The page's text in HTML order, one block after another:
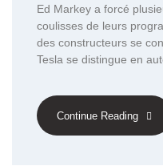
Ed Markey a forcé
coulisses de leurs
des constructeurs se
Tesla se distingue en
Continue Reading